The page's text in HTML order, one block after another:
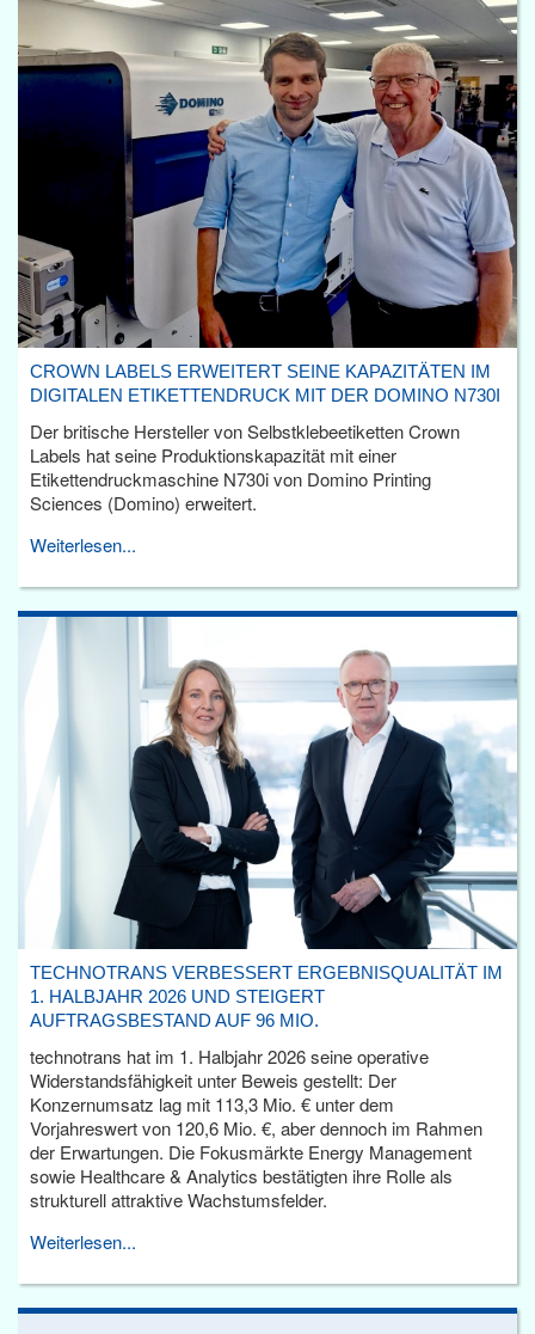
CROWN LABELS ERWEITERT SEINE KAPAZITÄTEN IM
DIGITALEN ETIKETTENDRUCK MIT DER DOMINO N730I
Der britische Hersteller von Selbstklebeetiketten Crown
Labels hat seine Produktionskapazität mit einer
Etikettendruckmaschine N730i von Domino Printing
Sciences (Domino) erweitert.
Weiterlesen...
TECHNOTRANS VERBESSERT ERGEBNISQUALITÄT IM
1. HALBJAHR 2026 UND STEIGERT
AUFTRAGSBESTAND AUF 96 MIO.
technotrans hat im 1. Halbjahr 2026 seine operative
Widerstandsfähigkeit unter Beweis gestellt: Der
Konzernumsatz lag mit 113,3 Mio. € unter dem
Vorjahreswert von 120,6 Mio. €, aber dennoch im Rahmen
der Erwartungen. Die Fokusmärkte Energy Management
sowie Healthcare & Analytics bestätigten ihre Rolle als
strukturell attraktive Wachstumsfelder.
Weiterlesen...